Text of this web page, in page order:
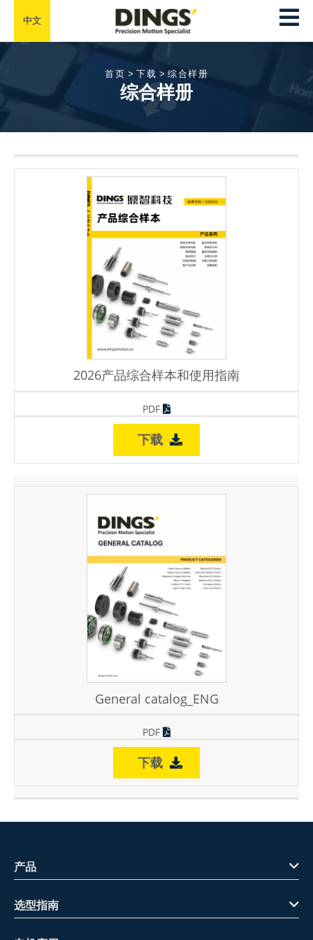
中文
首页 > 下载 > 综合样册
综合样册
2026产品综合样本和使用指南
PDF
下载
General catalog_ENG
PDF
下载
产品
选型指南